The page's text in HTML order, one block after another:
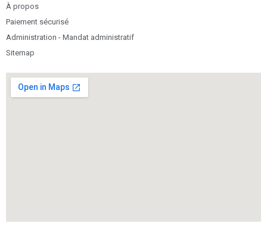
À propos
Paiement sécurisé
Administration - Mandat administratif
Sitemap